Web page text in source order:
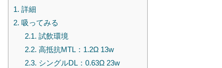
1. 詳細
2. 吸ってみる
2.1. 試飲環境
2.2. 高抵抗MTL：1.2Ω 13w
2.3. シングルDL：0.63Ω 23w